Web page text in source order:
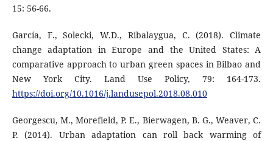
15: 56-66.
García, F., Solecki, W.D., Ribalaygua, C. (2018). Climate
change adaptation in Europe and the United States: A
comparative approach to urban green spaces in Bilbao and
New York City. Land Use Policy, 79: 164-173.
https://doi.org/10.1016/j.landusepol.2018.08.010
Georgescu, M., Morefield, P. E., Bierwagen, B. G., Weaver, C.
P. (2014). Urban adaptation can roll back warming of